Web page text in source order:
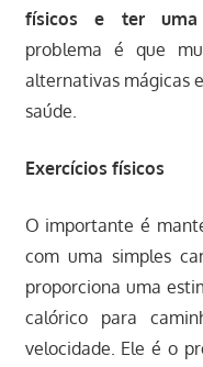
físicos e ter uma
problema é que
alternativas mágicas
saúde.
Exercícios físicos
O importante é
com uma simples
proporciona uma
calórico para
velocidade. Ele é o